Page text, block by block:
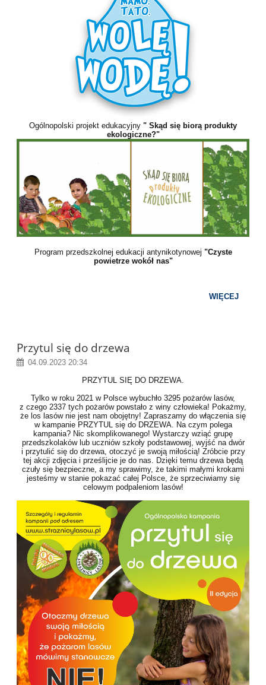
Ogólnopolski projekt edukacyjny " Skąd się biorą produkty
ekologiczne?"
Program przedszkolnej edukacji antynikotynowej "Czyste
powietrze wokół nas"
WIĘCEJ
Przytul się do drzewa
04.09.2023 20:34
PRZYTUL SIĘ DO DRZEWA.
Tylko w roku 2021 w Polsce wybuchło 3295 pożarów lasów,
z czego 2337 tych pożarów powstało z winy człowieka! Pokażmy,
że los lasów nie jest nam obojętny! Zapraszamy do włączenia się
w kampanie PRZYTUL się do DRZEWA. Na czym polega
kampania? Nic skomplikowanego! Wystarczy wziąć grupę
przedszkolaków lub uczniów szkoły podstawowej, wyjść na dwór
i przytulić się do drzewa, otoczyć je swoją miłością! Zróbcie przy
tej akcji zdjęcia i prześlijcie je do nas. Dzięki temu drzewa będą
czuły się bezpieczne, a my sprawimy, że takimi małymi krokami
jesteśmy w stanie pokazać całej Polsce, że sprzeciwiamy się
celowym podpaleniom lasów!